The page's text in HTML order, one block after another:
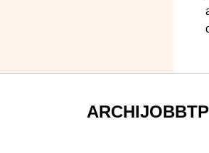
ARCHIJOBBTP